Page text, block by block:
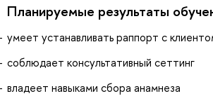
Планируемые результаты
умеет устанавливать раппорт с
соблюдает консультативный сеттинг
владеет навыками сбора анамнеза